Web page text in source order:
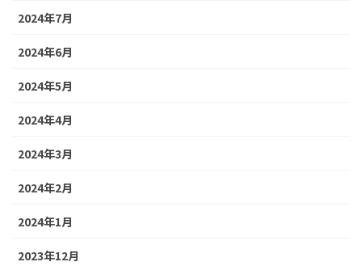
2024年7月
2024年6月
2024年5月
2024年4月
2024年3月
2024年2月
2024年1月
2023年12月